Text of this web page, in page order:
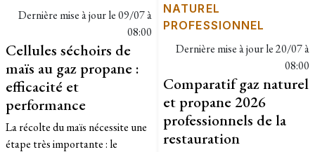
Dernière mise à jour le09/07 à
08:00
Cellules séchoirs de
maïs au gaz propane :
efficacité et
performance
​La récolte du maïs nécessite une
étape très importante : le
NATUREL
PROFESSIONNEL
Dernière mise à jour le20/07 à
08:00
Comparatif gaz naturel
et propane 2026
professionnels de la
restauration